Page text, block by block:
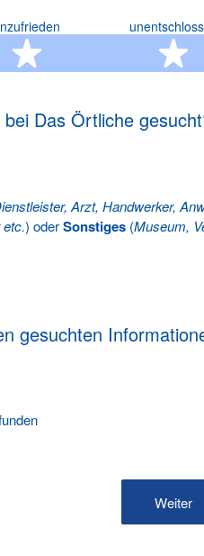
2 Sterne
Das Örtliche
Arzt, Handwerker,
) oderSonstiges (Museum,
gesuchten
Weiter